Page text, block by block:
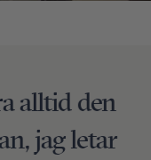
den
jag letar